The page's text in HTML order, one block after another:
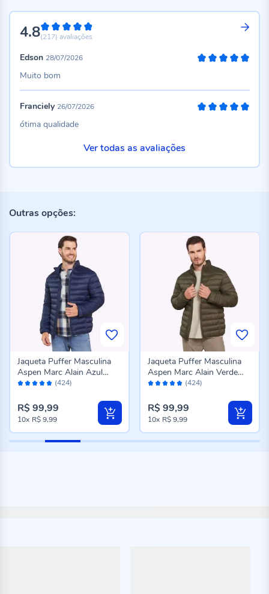
4.896%
(217) avaliações
Edson 28/07/2026
Muito bom
Franciely 26/07/2026
ótima qualidade
Ver todas as avaliações
Outras opções:
Avaliação: (424)
Jaqueta Puffer Masculina
Aspen Marc Alain Azul
Marinho
R$ 99,99
10x R$ 9,99
Avaliação: (424)
Jaqueta Puffer Masculina
Aspen Marc Alain Verde
Militar
R$ 99,99
10x R$ 9,99